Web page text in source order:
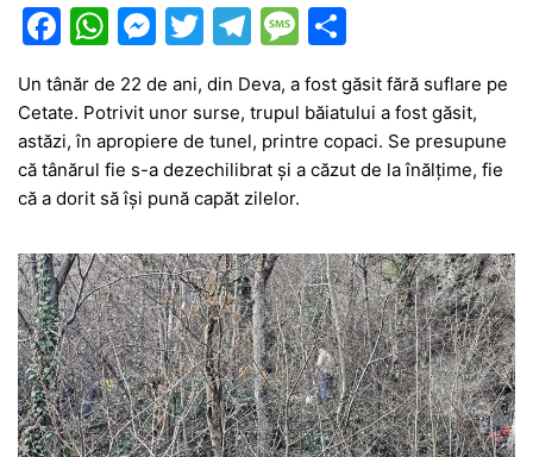
F
c
e
b
o
o
k
W
at
s
A
p
p
M
s
s
e
n
g
er
T
w
itt
er
T
e
gr
a
m
M
e
s
s
a
e
ar
ta
je
a
ă
Un tânăr de 22 de ani, din Deva, a fost găsit fără suflare pe
Cetate. Potrivit unor surse, trupul băiatului a fost găsit,
astăzi, în apropiere de tunel, printre copaci. Se presupune
că tânărul fie s-a dezechilibrat și a căzut de la înălțime, fie
că a dorit să își pună capăt zilelor.